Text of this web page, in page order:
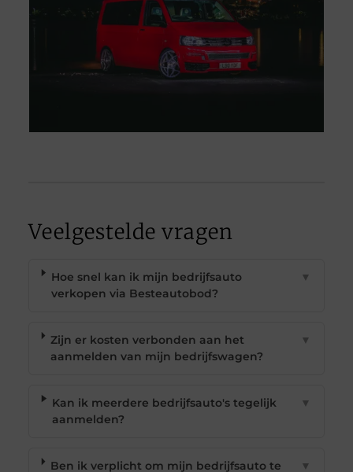
Veelgestelde vragen
Hoe snel kan ik mijn bedrijfsauto
verkopen via Besteautobod?
▼
Zijn er kosten verbonden aan het
aanmelden van mijn bedrijfswagen?
▼
Kan ik meerdere bedrijfsauto's tegelijk
aanmelden?
▼
Ben ik verplicht om mijn bedrijfsauto te ▼